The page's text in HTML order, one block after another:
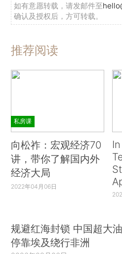
如有意愿转载，请发邮件至
确认及授权后，方可转载。
推荐阅读
私房课
向松祚：宏观经济70
讲，带你了解国内外
经济大局
2022年04月06日
规避红海封锁 中国超大
停靠埃及绕行非洲